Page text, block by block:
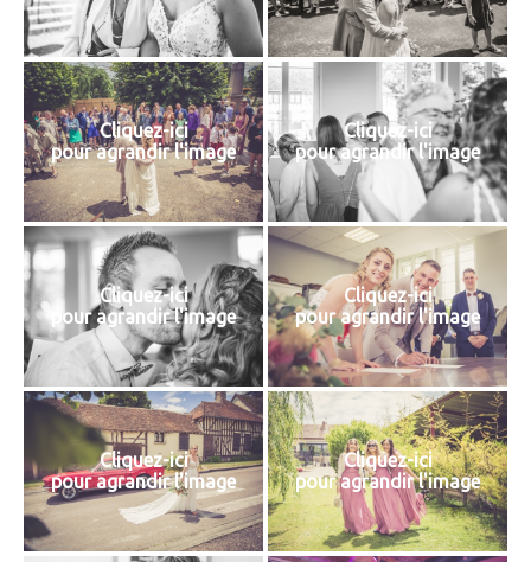
Cliquez-ici
pour agrandir l'image
Cliquez-ici
pour agrandir l'image
Cliquez-ici
pour agrandir l'image
Cliquez-ici
pour agrandir l'image
Cliquez-ici
pour agrandir l'image
Cliquez-ici
pour agrandir l'image